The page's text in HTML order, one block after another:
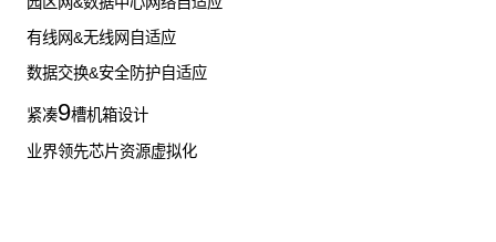
有线网&无线网自适应
数据交换&安全防护自适应
紧凑9槽机箱设计
业界领先芯片资源虚拟化